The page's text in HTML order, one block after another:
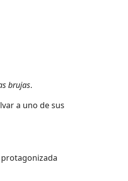
brujas.
a uno de sus